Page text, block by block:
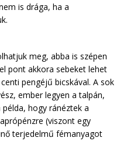
is drága, ha a
meg, abba is szépen
pont akkora sebeket lehet
pengéjű bicskával. A sok
ember legyen a talpán,
hogy ránéztek a
(viszont egy
terjedelmű fémanyagot